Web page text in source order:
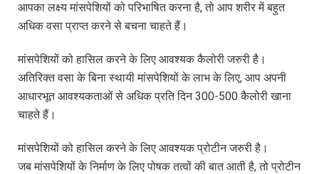
आपका लक्ष्य मांसपेशियों को परिभाषित करना है, तो आप शरीर में बहुत
अधिक वसा प्राप्त करने से बचना चाहते हैं।
मांसपेशियों को हासिल करने के लिए आवश्यक कैलोरी जरुरी है।
अतिरिक्त वसा के बिना स्थायी मांसपेशियों के लाभ के लिए, आप अपनी
आधारभूत आवश्यकताओं से अधिक प्रति दिन 300-500 कैलोरी खाना
चाहते हैं।
मांसपेशियों को हासिल करने के लिए आवश्यक प्रोटीन जरुरी है।
जब मांसपेशियों के निर्माण के लिए पोषक तत्वों की बात आती है, तो प्रोटीन